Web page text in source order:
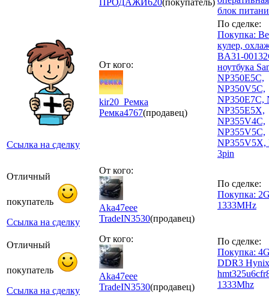
блок
Ссылка на сделку
От кого:
kir20_Ремка
Ремка4767(продавец)
По сделке:
Покупка:
кулер,
BA31-
ноутбука
NP350E5C,
NP350V5C,
NP350E7C,
NP355E5X,
NP355V4C,
NP355V5C,
NP355V5X,
3pin
Отличный
покупатель
Ссылка на сделку
От кого:
Aka47eee
TradeIN3530(продавец)
По сделке:
Покупка:
1333MHz
Отличный
покупатель
Ссылка на сделку
От кого:
Aka47eee
TradeIN3530(продавец)
По сделке:
Покупка:
DDR3 Hynix
1333Mhz